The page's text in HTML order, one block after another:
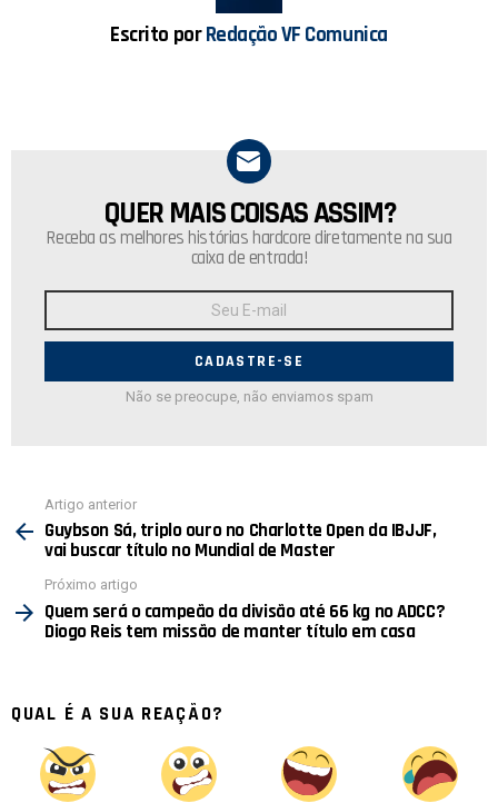
Escrito porRedação VF Comunica
NEWSLETTER
QUER MAIS COISAS ASSIM?
Receba as melhores histórias hardcore diretamente na sua
caixa de entrada!
E-
Não se preocupe, não enviamos spam
mais
Artigo anterior
Guybson Sá, triplo ouro no Charlotte Open da IBJJF,
vai buscar título no Mundial de Master
Próximo artigo
Quem será o campeão da divisão até 66 kg no ADCC?
Diogo Reis tem missão de manter título em casa
QUAL É A SUA REAÇÃO?